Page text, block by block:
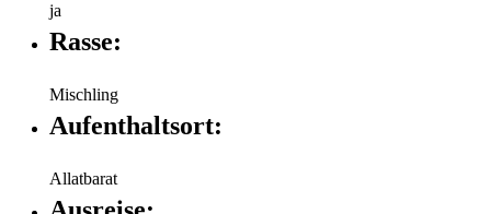
ja
Rasse:
Mischling
Aufenthaltsort:
Allatbarat